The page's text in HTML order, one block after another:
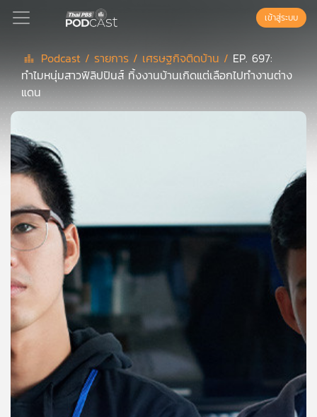
Podcast
ย์
ลิ
สต์
แนะนำ
เพล
ย์
ลิ
สต์
ของ
คุณ
เพลง
เข้าสู่ระบบ
Podcast / รายการ / เศรษฐกิจติดบ้าน / EP. 697:
ทำไมหนุ่มสาวฟิลิปปินส์ ทิ้งงานบ้านเกิดแต่เลือกไปทำงานต่าง
แดน